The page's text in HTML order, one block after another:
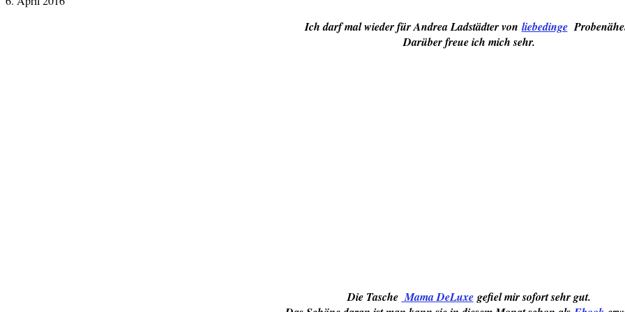
Ich darf mal wieder für Andrea Ladstädter von liebedinge
Darüber freue ich mich sehr.
Die Tasche Mama DeLuxegefiel mir sofort sehr gut.